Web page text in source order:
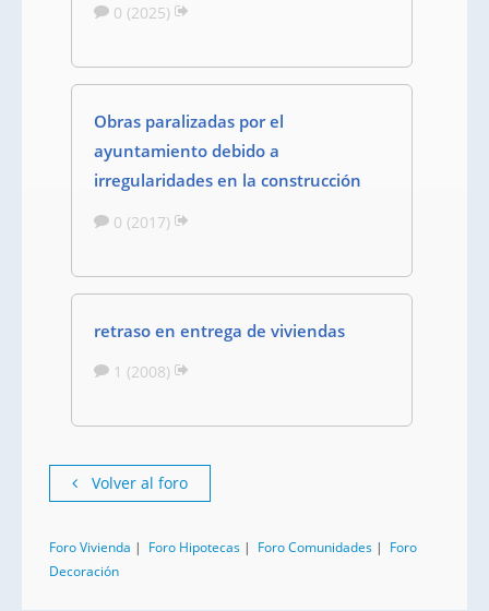
0 (2025)
Obras paralizadas por el
ayuntamiento debido a
irregularidades en la construcción
0 (2017)
retraso en entrega de viviendas
1 (2008)
Volver al foro
Foro Vivienda | Foro Hipotecas | Foro Comunidades | Foro
Decoración